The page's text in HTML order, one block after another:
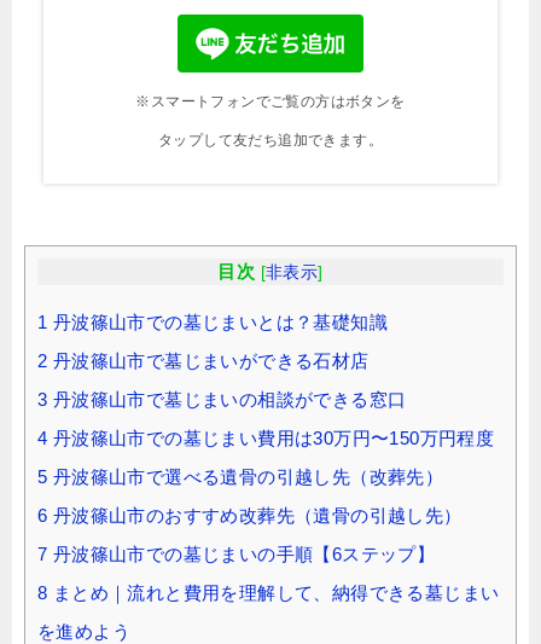
※スマートフォンでご覧の方はボタンを
タップして友だち追加できます。
目次 [非表示]
1 丹波篠山市での墓じまいとは？基礎知識
2 丹波篠山市で墓じまいができる石材店
3 丹波篠山市で墓じまいの相談ができる窓口
4 丹波篠山市での墓じまい費用は30万円〜150万円程度
5 丹波篠山市で選べる遺骨の引越し先（改葬先）
6 丹波篠山市のおすすめ改葬先（遺骨の引越し先）
7 丹波篠山市での墓じまいの手順【6ステップ】
8 まとめ｜流れと費用を理解して、納得できる墓じまい
を進めよう